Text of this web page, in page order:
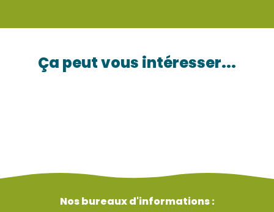
Ça peut vous intéresser...
Nos bureaux d'informations :